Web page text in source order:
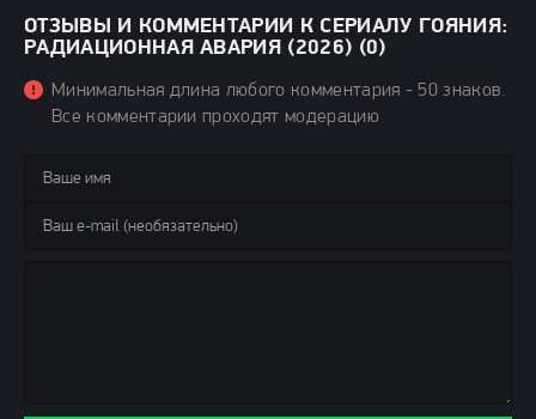
ОТЗЫВЫ И КОММЕНТАРИИ К СЕРИАЛУ ГОЯНИЯ:
РАДИАЦИОННАЯ АВАРИЯ (2026) (0)
Минимальная длина любого комментария - 50 знаков.
Все комментарии проходят модерацию